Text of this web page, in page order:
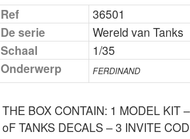
Ref
36501
De serie
Wereld van Tanks
Schaal
1/35
Onderwerp
FERDINAND
THE BOX CONTAIN: 1 MODEL KIT
oF TANKS DECALS – 3 INVITE